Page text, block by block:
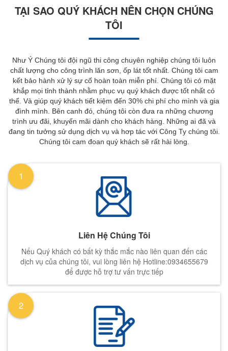
TẠI SAO QUÝ KHÁCH NÊN CHỌN CHÚNG
TÔI
Như Ý Chúng tôi đội ngũ thi công chuyên nghiệp chúng tôi luôn
chất lượng cho công trình lăn sơn, ốp lát tốt nhất. Chúng tôi cam
kết bảo hành xử lý sự cố hoàn toàn miễn phí. Chúng tôi có mặt
khắp mọi tỉnh thành nhằm phục vụ quý khách được tốt nhất có
thể. Và giúp quý khách tiết kiệm đến 30% chi phí cho mình và gia
đình mình. Bên canh đó, chúng tôi còn đưa ra những chương
trình ưu đãi, khuyến mãi dành cho khách hàng. Những ai đã và
đang tin tưởng sử dụng dịch vụ và hơp tác với Công Ty chúng tôi.
Chúng tôi cam đoan quý khách sẽ rất hài lòng.
Liên Hệ Chúng Tôi
Nếu Quý khách có bất kỳ thắc mắc nào liên quan đến các
dịch vụ của chúng tôi, vui lòng liên hệ Hotline:0934655679
để được hỗ trợ tư vấn trực tiếp
1
2